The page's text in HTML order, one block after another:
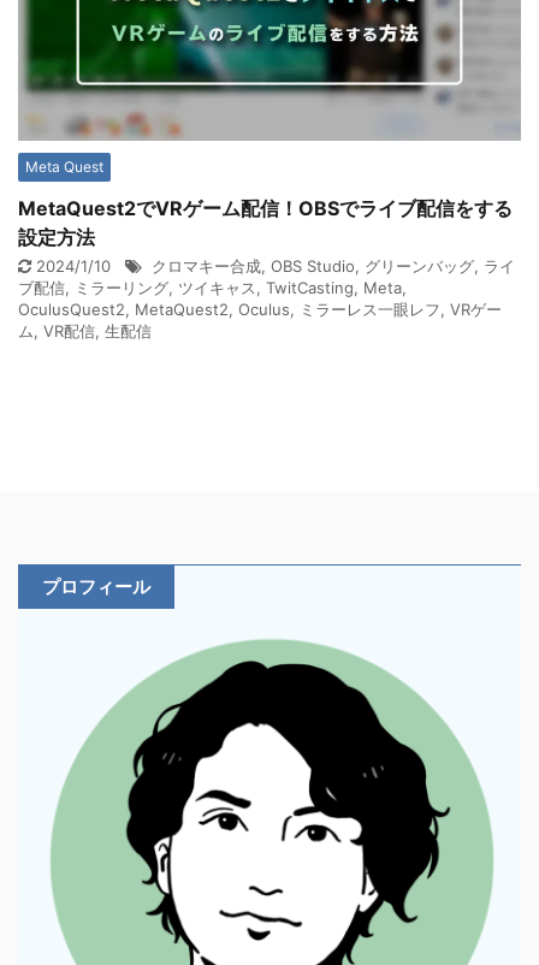
Meta Quest
MetaQuest2でVRゲーム配信！OBSでライブ配信をする
設定方法
2024/1/10 クロマキー合成, OBS Studio, グリーンバッグ, ライ
ブ配信, ミラーリング, ツイキャス, TwitCasting, Meta,
OculusQuest2, MetaQuest2, Oculus, ミラーレス一眼レフ, VRゲー
ム, VR配信, 生配信
プロフィール